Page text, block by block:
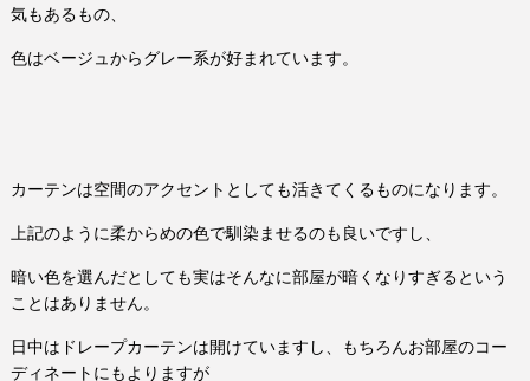
気もあるもの、
色はベージュからグレー系が好まれています。
カーテンは空間のアクセントとしても活きてくるものになります。
上記のように柔からめの色で馴染ませるのも良いですし、
暗い色を選んだとしても実はそんなに部屋が暗くなりすぎるという
ことはありません。
日中はドレープカーテンは開けていますし、もちろんお部屋のコー
ディネートにもよりますが